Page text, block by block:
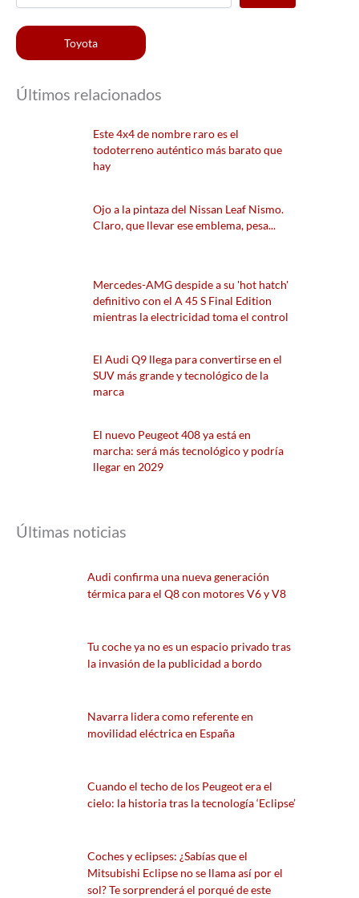
Toyota
Últimos relacionados
Este 4x4 de nombre raro es el
todoterreno auténtico más barato que
hay
Ojo a la pintaza del Nissan Leaf Nismo.
Claro, que llevar ese emblema, pesa...
Mercedes-AMG despide a su 'hot hatch'
definitivo con el A 45 S Final Edition
mientras la electricidad toma el control
El Audi Q9 llega para convertirse en el
SUV más grande y tecnológico de la
marca
El nuevo Peugeot 408 ya está en
marcha: será más tecnológico y podría
llegar en 2029
Últimas noticias
Audi confirma una nueva generación
térmica para el Q8 con motores V6 y V8
Tu coche ya no es un espacio privado tras
la invasión de la publicidad a bordo
Navarra lidera como referente en
movilidad eléctrica en España
Cuando el techo de los Peugeot era el
cielo: la historia tras la tecnología ‘Eclipse’
Coches y eclipses: ¿Sabías que el
Mitsubishi Eclipse no se llama así por el
sol? Te sorprenderá el porqué de este